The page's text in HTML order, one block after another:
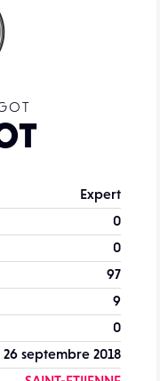
Expert
0
0
97
9
0
26 septembre 2018